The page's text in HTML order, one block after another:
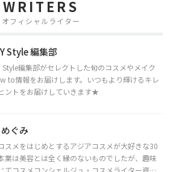
WRITERS
オフィシャルライター
Style 編集部
Style編集部がセレクトした旬のコスメやメイク
to情報をお届けします。いつもより輝けるキレ
ントをお届けしていきます★
ぐみ
スメをはじめとするアジアコスメが大好きな30
業は美容とは全く縁のないものでしたが、趣味